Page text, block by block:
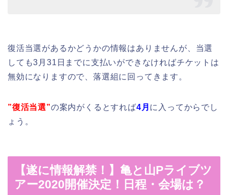
復活当選があるかどうかの情報はありませんが、当選
しても3月31日までに支払いができなければチケットは
無効になりますので、落選組に回ってきます。
”復活当選”の案内がくるとすれば4月 に入ってからでし
ょう。
【遂に情報解禁！】亀と山Pライブツ
アー2020開催決定！日程・会場は？